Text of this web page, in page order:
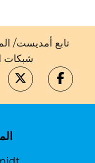
تابع أمديست/
شبكات